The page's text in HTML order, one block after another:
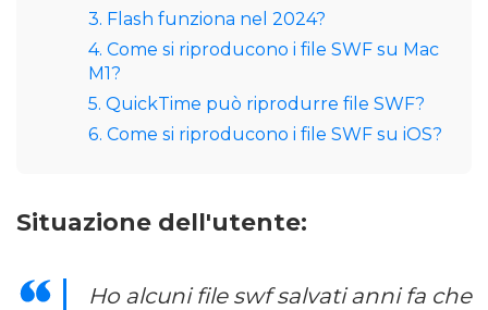
3. Flash funziona nel 2024?
4. Come si riproducono i file SWF su Mac
M1?
5. QuickTime può riprodurre file SWF?
6. Come si riproducono i file SWF su iOS?
Situazione dell'utente:
Ho alcuni file swf salvati anni fa che